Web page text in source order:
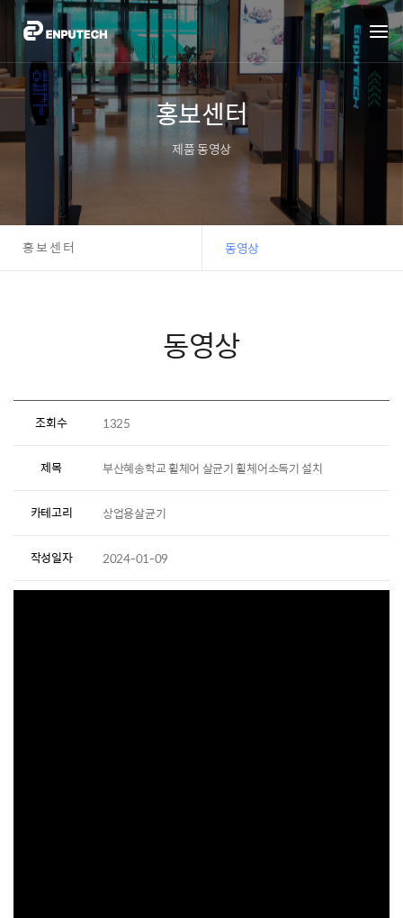
홍보센터
제품 동영상
홍보센터 동영상
동영상
조회수 1325
제목 부산혜송학교 휠체어 살균기 휠체어소독기 설치
카테고리 상업용살균기
작성일자 2024-01-09